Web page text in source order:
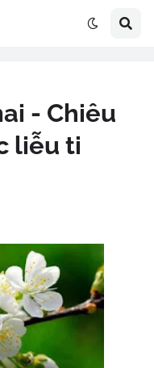
- Chiêu
liễu ti